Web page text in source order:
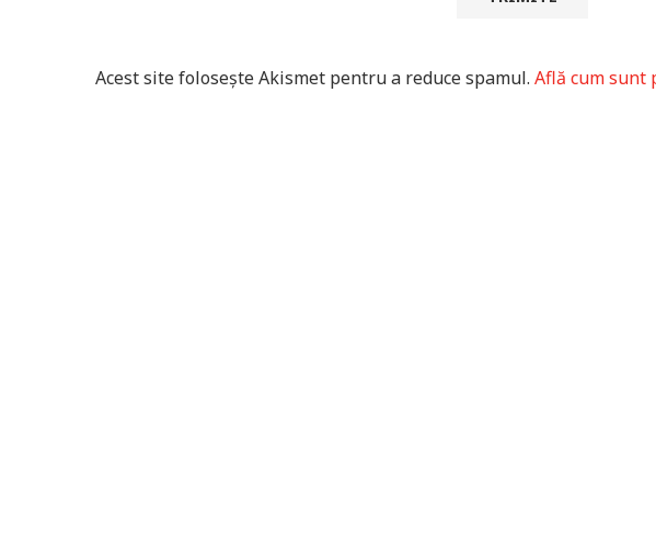
Acest site folosește Akismet pentru a reduce spamul. Află cum sunt